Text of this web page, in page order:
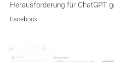
Herausforderung für ChatGPT
Facebook